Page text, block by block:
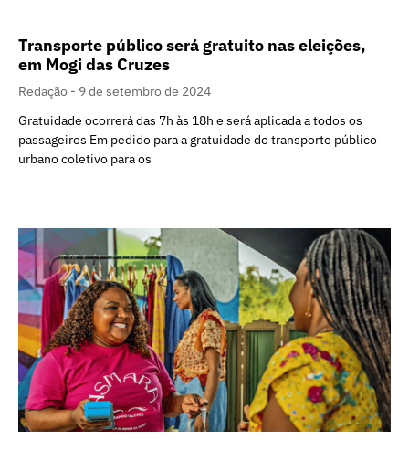
Transporte público será gratuito nas eleições,
em Mogi das Cruzes
Redação
9 de setembro de 2024
Gratuidade ocorrerá das 7h às 18h e será aplicada a todos os
passageiros Em pedido para a gratuidade do transporte público
urbano coletivo para os